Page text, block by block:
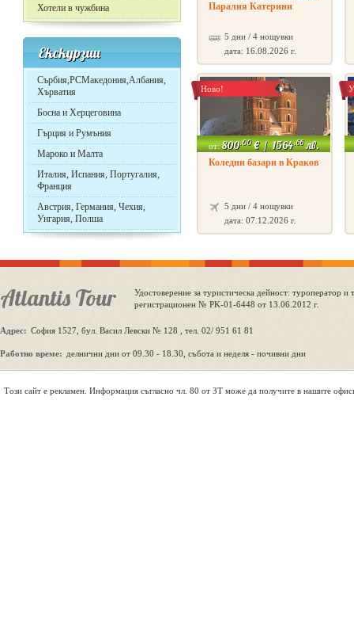
Хотели в чужбина
Екскурзии
Сърбия,РСМакедония,Албания,
Хърватия
Босна и Херцеговина
Гърция и Румъния
Мароко и Малта
Италия, Испания, Португалия,
Франция
Австрия, Германия, Чехия,
Унгария, Полша
Паралия Катерини
5 дни / 4 нощувки
дата: 16.08.2026 г.
Ново!
от:800.00 € / 1564.66 лв.
Коледни базари в Краков
5 дни / 4 нощувки
дата: 07.12.2026 г.
Atlantis Tour
Удостоверение за туристическа дейност: туроператор и
регистрационен № PK-01-6448 от 13.06.2012 г.
Адрес: София 1527, бул. Васил Левски № 128 , тел. 02/ 951 61 81
Работно време: делнични дни от 09.30 - 18.30, събота и неделя - почивни дни
Tози сайт е рекламен. Информация съгласно чл. 80 от ЗТ може да получите в нашите